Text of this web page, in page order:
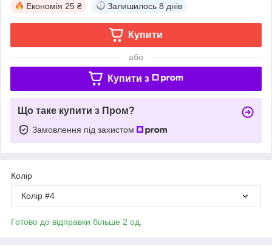
Економія 25 ₴ Залишилось 8 днів
Купити
або
Купити з
Що таке купити з Пром?
Замовлення під захистом
Колір
Колір #4
Готово до відправки більше 2 од.